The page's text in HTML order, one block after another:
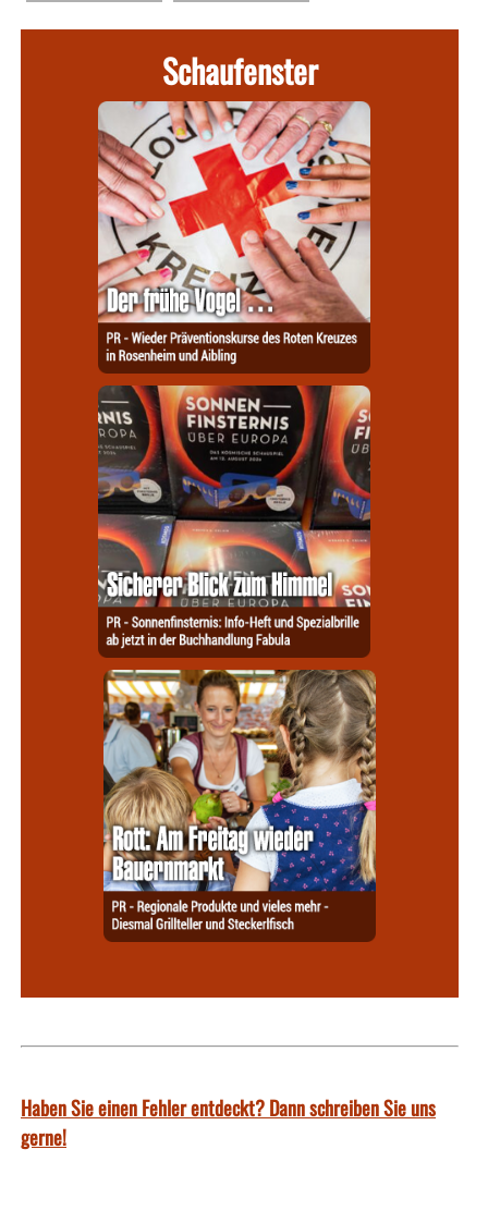
Schaufenster
Haben Sie einen Fehler entdeckt? Dann schreiben Sie uns
gerne!